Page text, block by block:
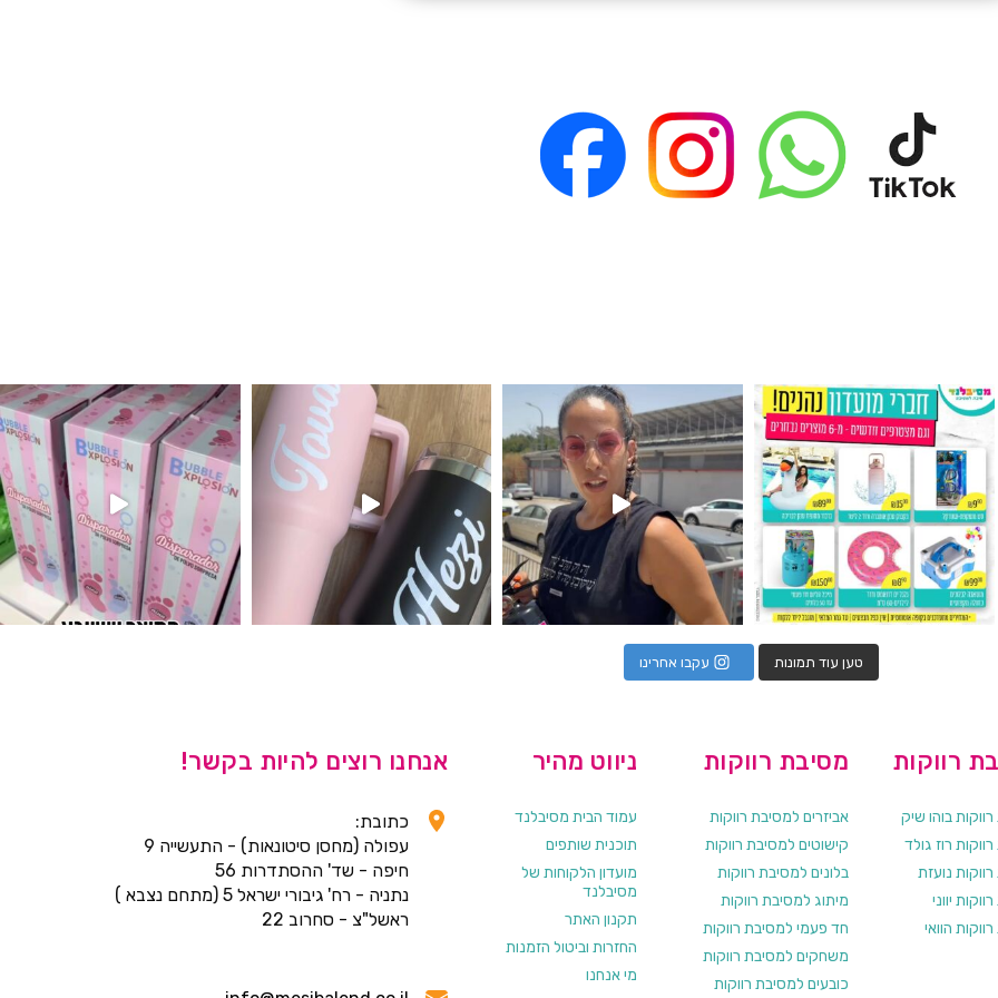
מין העובר רק במסיבלנד !! קיים
כוס נירוסטה ענקית שכול אחד צריך! קיימת באתר ובסניהמוצר הכי מבוקש שלנו מטף לגילוי מין העובר חזר למלא
טען עוד תמונות עקבו אחרינו
אנחנו רוצים להיות בקשר!
כתובת:
עפולה (מחסן סיטונאות) - התעשייה 9
חיפה - שד' ההסתדרות 56
נתניה - רח' גיבורי ישראל 5 (מתחם נצבא )
ראשל"צ - סחרוב 22
ניווט מהיר
עמוד הבית מסיבלנד
תוכנית שותפים
מועדון הלקוחות של
מסיבלנד
תקנון האתר
החזרות וביטול הזמנות
מי אנחנו
מסיבת רווקות
אביזרים למסיבת רווקות
קישוטים למסיבת רווקות
בלונים למסיבת רווקות
מיתוג למסיבת רווקות
חד פעמי למסיבת רווקות
משחקים למסיבת רווקות
כובעים למסיבת רווקות
רווקות
בוהו שיק
רוז גולד
נועזת
יווני
הוואי